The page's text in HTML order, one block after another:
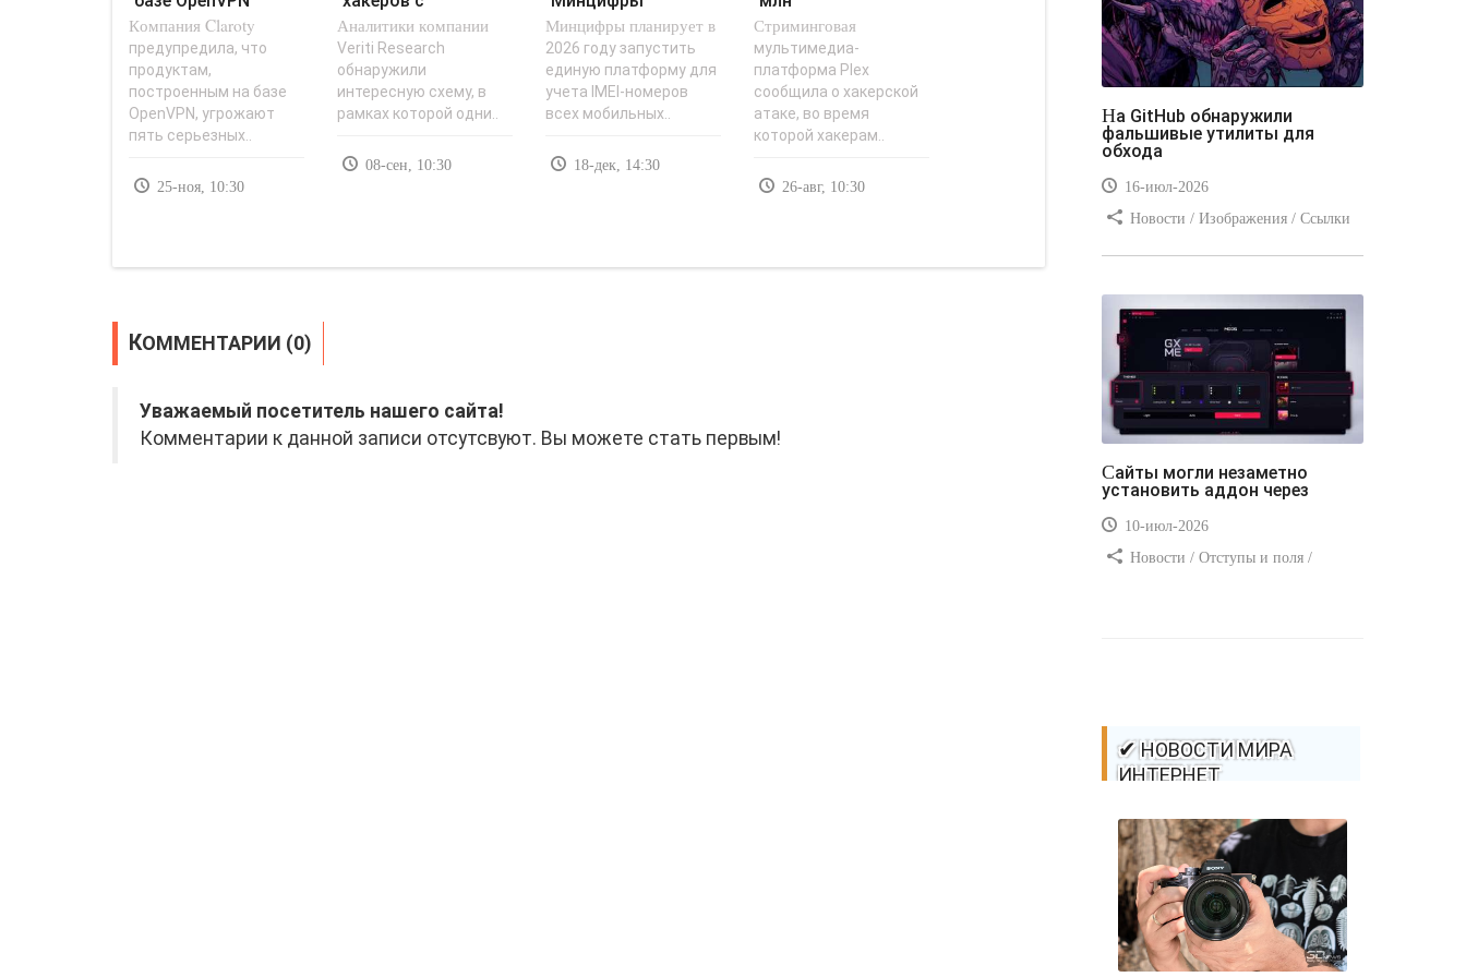
угрожают
серьезные
уязвимости -..
Компания Claroty
предупредила, что
продуктам,
построенным на базе
OpenVPN, угрожают
пять серьезных..
25-ноя, 10:30
помощью
инструмента для
угона..
Аналитики компании
Veriti Research
обнаружили
интересную схему, в
рамках которой одни..
08-сен, 10:30
планирует создать
базу IMEI -
«Новости»..
Минцифры планирует в
2026 году запустить
единую платформу для
учета IMEI-номеров
всех мобильных..
18-дек, 14:30
пользователей
сменить пароли
из-за..
Стриминговая
мультимедиа-
платформа Plex
сообщила о хакерской
атаке, во время
которой хакерам..
26-авг, 10:30
КОММЕНТАРИИ (0)
Уважаемый посетитель нашего сайта!
Комментарии к данной записи отсутсвуют. Вы можете стать первым!
На GitHub обнаружили
фальшивые утилиты для
обхода
16-июл-2026
Новости / Изображения / Ссылки
Сайты могли незаметно
установить аддон через
10-июл-2026
Новости / Отступы и поля /
✔ НОВОСТИ МИРА
ИНТЕРНЕТ